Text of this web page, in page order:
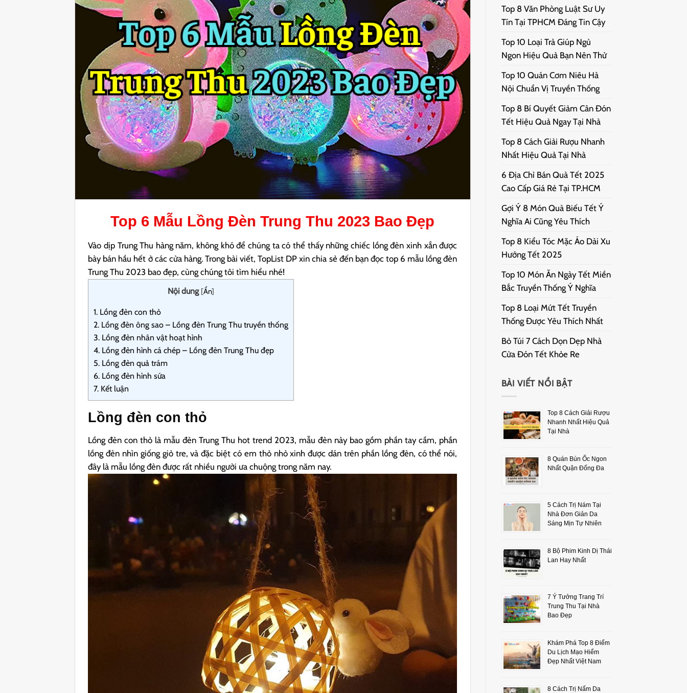
Top 6 Mẫu Lồng Đèn Trung Thu 2023 Bao Đẹp
Vào dịp Trung Thu hàng năm, không khó để chúng ta có thể thấy những chiếc lồng đèn xinh xắn được
bày bán hầu hết ở các cửa hàng. Trong bài viết, TopList DP xin chia sẻ đến bạn đọc top 6 mẫu lồng đèn
Trung Thu 2023 bao đẹp, cùng chúng tôi tìm hiểu nhé!
Nội dung [Ẩn]
1. Lồng đèn con thỏ
2. Lồng đèn ông sao – Lồng đèn Trung Thu truyền thống
3. Lồng đèn nhân vật hoạt hình
4. Lồng đèn hình cá chép – Lồng đèn Trung Thu đẹp
5. Lồng đèn quả trám
6. Lồng đèn hình sứa
7. Kết luận
Lồng đèn con thỏ
Lồng đèn con thỏ là mẫu đèn Trung Thu hot trend 2023, mẫu đèn này bao gồm phần tay cầm, phần
lồng đèn nhìn giống giỏ tre, và đặc biệt có em thỏ nhỏ xinh được dán trên phần lồng đèn, có thể nói,
đây là mẫu lồng đèn được rất nhiều người ưa chuộng trong năm nay.
Top 8 Văn Phòng Luật Sư Uy
Tín Tại TPHCM Đáng Tin Cậy
Top 10 Loại Trà Giúp Ngủ
Ngon Hiệu Quả Bạn Nên Thử
Top 10 Quán Cơm Niêu Hà
Nội Chuẩn Vị Truyền Thống
Top 8 Bí Quyết Giảm Cân Đón
Tết Hiệu Quả Ngay Tại Nhà
Top 8 Cách Giải Rượu Nhanh
Nhất Hiệu Quả Tại Nhà
6 Địa Chỉ Bán Quà Tết 2025
Cao Cấp Giá Rẻ Tại TP.HCM
Gợi Ý 8 Món Quà Biếu Tết Ý
Nghĩa Ai Cũng Yêu Thích
Top 8 Kiểu Tóc Mặc Áo Dài Xu
Hướng Tết 2025
Top 10 Món Ăn Ngày Tết Miền
Bắc Truyền Thống Ý Nghĩa
Top 8 Loại Mứt Tết Truyền
Thống Được Yêu Thích Nhất
Bỏ Túi 7 Cách Dọn Dẹp Nhà
Cửa Đón Tết Khỏe Re
BÀI VIẾT NỔI BẬT
Top 8 Cách Giải Rượu
Nhanh Nhất Hiệu Quả
Tại Nhà
8 Quán Bún Ốc Ngon
Nhất Quận Đống Đa
5 Cách Trị Nám Tại
Nhà Đơn Giản Da
Sáng Mịn Tự Nhiên
8 Bộ Phim Kinh Dị Thái
Lan Hay Nhất
7 Ý Tưởng Trang Trí
Trung Thu Tại Nhà
Bao Đẹp
Khám Phá Top 8 Điểm
Du Lịch Mạo Hiểm
Đẹp Nhất Việt Nam
8 Cách Trị Nấm Da